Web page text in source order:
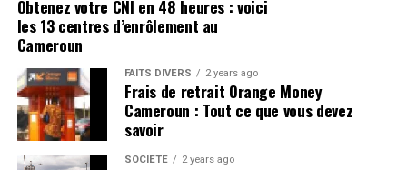
Obtenez votre CNI en 48 heures : voici
les 13 centres d’enrôlement au
Cameroun
FAITS DIVERS 2 years ago
Frais de retrait Orange Money
Cameroun : Tout ce que vous devez
savoir
SOCIÉTÉ 2 years ago